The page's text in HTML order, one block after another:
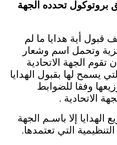
بروتوكول تحدده الجهة
أية هدايا ما لم
وتحمل اسم وشعار
تقوم الجهة الاتحادية
يسمح لها بقبول الهدايا
وفقا للضوابط
الاتحادية .
الهدايا إلا باسـم الجهة
التي تعتمدها.